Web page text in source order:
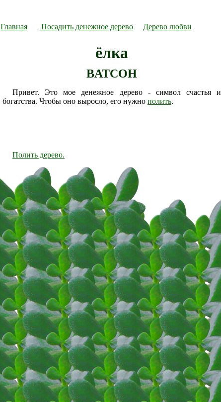
Главная Посадить денежное дерево Дерево любви
ёлка
BATCOH
Привет. Это мое денежное дерево - символ счастья и
богатства. Чтобы оно выросло, его нужно полить.
Полить дерево.